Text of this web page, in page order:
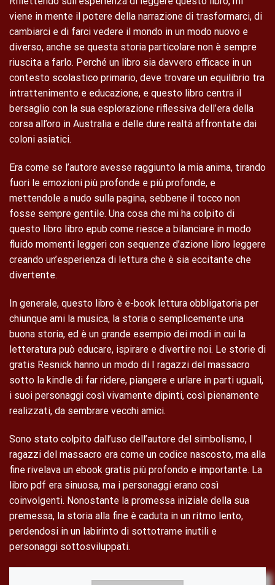
viene in mente il potere della narrazione di trasformarci, di
cambiarci e di farci vedere il mondo in un modo nuovo e
diverso, anche se questa storia particolare non è sempre
riuscita a farlo. Perché un libro sia davvero efficace in un
contesto scolastico primario, deve trovare un equilibrio tra
intrattenimento e educazione, e questo libro centra il
bersaglio con la sua esplorazione riflessiva dell’era della
corsa all’oro in Australia e delle dure realtà affrontate dai
coloni asiatici.
Era come se l’autore avesse raggiunto la mia anima, tirando
fuori le emozioni più profonde e più profonde, e
mettendole a nudo sulla pagina, sebbene il tocco non
fosse sempre gentile. Una cosa che mi ha colpito di
questo libro libro epub come riesce a bilanciare in modo
fluido momenti leggeri con sequenze d’azione libro leggere
creando un’esperienza di lettura che è sia eccitante che
divertente.
In generale, questo libro è e-book lettura obbligatoria per
chiunque ami la musica, la storia o semplicemente una
buona storia, ed è un grande esempio dei modi in cui la
letteratura può educare, ispirare e divertire noi. Le storie di
gratis Resnick hanno un modo di I ragazzi del massacro
sotto la kindle di far ridere, piangere e urlare in parti uguali,
i suoi personaggi così vivamente dipinti, così pienamente
realizzati, da sembrare vecchi amici.
Sono stato colpito dall’uso dell’autore del simbolismo, I
ragazzi del massacro era come un codice nascosto, ma alla
fine rivelava un ebook gratis più profondo e importante. La
libro pdf era sinuosa, ma i personaggi erano così
coinvolgenti. Nonostante la promessa iniziale della sua
premessa, la storia alla fine è caduta in un ritmo lento,
perdendosi in un labirinto di sottotrame inutili e
personaggi sottosviluppati.